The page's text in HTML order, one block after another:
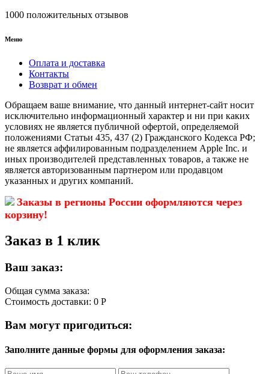
1000 положительных отзывов
Меню
Оплата и доставка
Контакты
Возврат и обмен
Обращаем ваше внимание, что данный интернет-сайт носит
исключительно информационный характер и ни при каких
условиях не является публичной офертой, определяемой
положениями Статьи 435, 437 (2) Гражданского Кодекса РФ;
не является аффилированным подразделением Apple Inc. и
иных производителей представленных товаров, а также не
является авторизованным партнером или продавцом
указанных и других компаний.
Заказы в регионы России оформляются через
корзину!
Заказ в 1 клик
Ваш заказ:
Общая сумма заказа:
Стоимость доставки: 0 Р
Вам могут пригодиться:
Заполните данные формы для оформления заказа: